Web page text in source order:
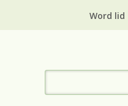
Word lid